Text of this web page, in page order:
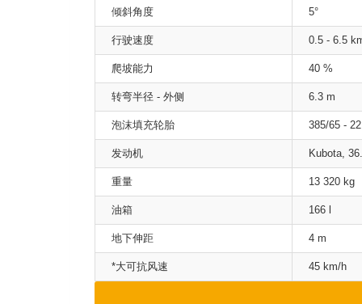
倾斜角度 5°
行驶速度 0.5 - 6.5
爬坡能力 40 %
转弯半径 - 外侧 6.3 m
泡沫填充轮胎 385/65 -
发动机 Kubota,
重量 13 320 kg
油箱 166 l
地下伸距 4 m
*大可抗风速 45 km/h